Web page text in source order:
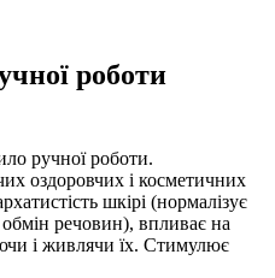
роботи
ручної роботи.
оздоровчих і косметичних
шкірі (нормалізує
речовин), впливає на
і живлячи їх. Стимулює